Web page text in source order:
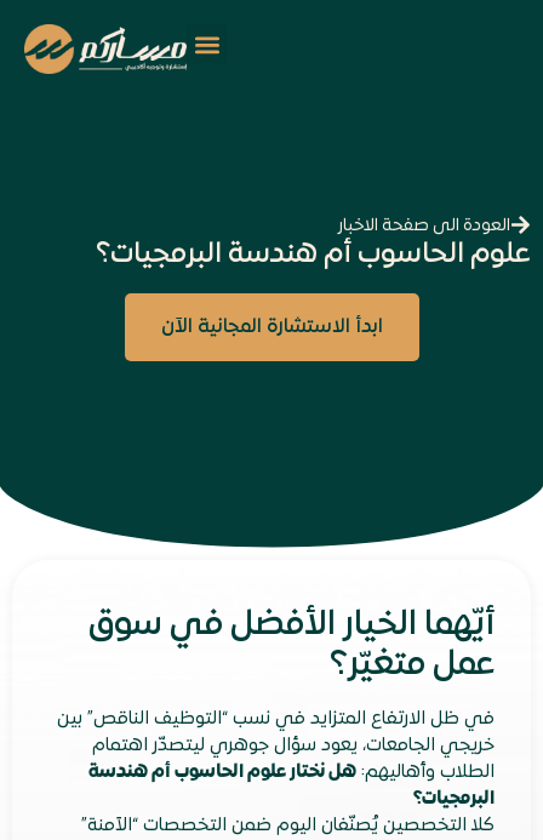
العودة الى صفحة الاخبار
علوم الحاسوب أم هندسة البرمجيات؟
ابدأ الاستشارة المجانية الآن
أيّهما الخيار الأفضل في سوق
عمل متغيّر؟
في ظل الارتفاع المتزايد في نسب “التوظيف الناقص” بين
خريجي الجامعات، يعود سؤال جوهري ليتصدّر اهتمام
الطلاب وأهاليهم: هل نختار علوم الحاسوب أم هندسة
البرمجيات؟
كلا التخصصين يُصنّفان اليوم ضمن التخصصات “الآمنة”